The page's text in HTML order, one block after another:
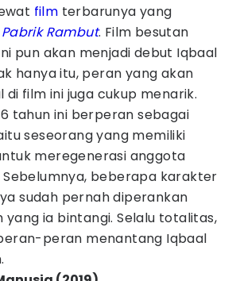
film terbarunya yang
Rambut. Film besutan
pun akan menjadi debut Iqbaal
hanya itu, peran yang akan
di film ini juga cukup menarik.
tahun ini berperan sebagai
seseorang yang memiliki
meregenerasi anggota
Sebelumnya, beberapa karakter
sudah pernah diperankan
ia bintangi. Selalu totalitas,
peran menantang Iqbaal